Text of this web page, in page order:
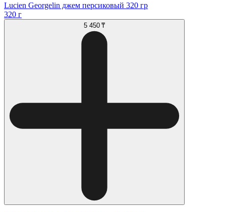
Lucien Georgelin джем персиковый 320 гр
320 г
5 450 ₸